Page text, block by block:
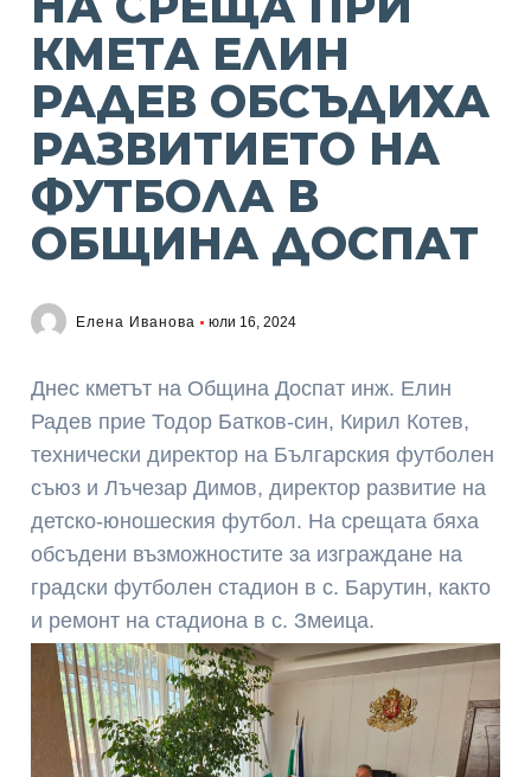
КМЕТА ЕЛИН
РАДЕВ ОБСЪДИХА
РАЗВИТИЕТО НА
ФУТБОЛА В
ОБЩИНА ДОСПАТ
Елена Иванова юли 16, 2024
Днес кметът на Община Доспат инж. Елин
Радев прие Тодор Батков-син, Кирил Котев,
технически директор на Българския футболен
съюз и Лъчезар Димов, директор развитие на
детско-юношеския футбол. На срещата бяха
обсъдени възможностите за изграждане на
градски футболен стадион в с. Барутин, както
и ремонт на стадиона в с. Змеица.